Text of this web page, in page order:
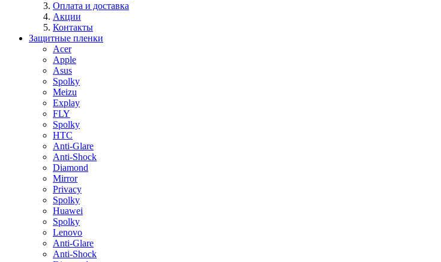
Оплата и доставка
Акции
Контакты
Защитные пленки
Acer
Apple
Asus
Spolky
Meizu
Explay
FLY
Spolky
HTC
Anti-Glare
Anti-Shock
Diamond
Mirror
Privacy
Spolky
Huawei
Spolky
Lenovo
Anti-Glare
Anti-Shock